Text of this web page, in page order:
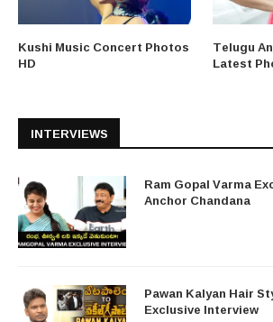
Kushi Music Concert Photos
HD
Telugu
Latest
INTERVIEWS
Ram Gopal Varma
Anchor Chandana
Pawan Kalyan Hair
Exclusive Interview